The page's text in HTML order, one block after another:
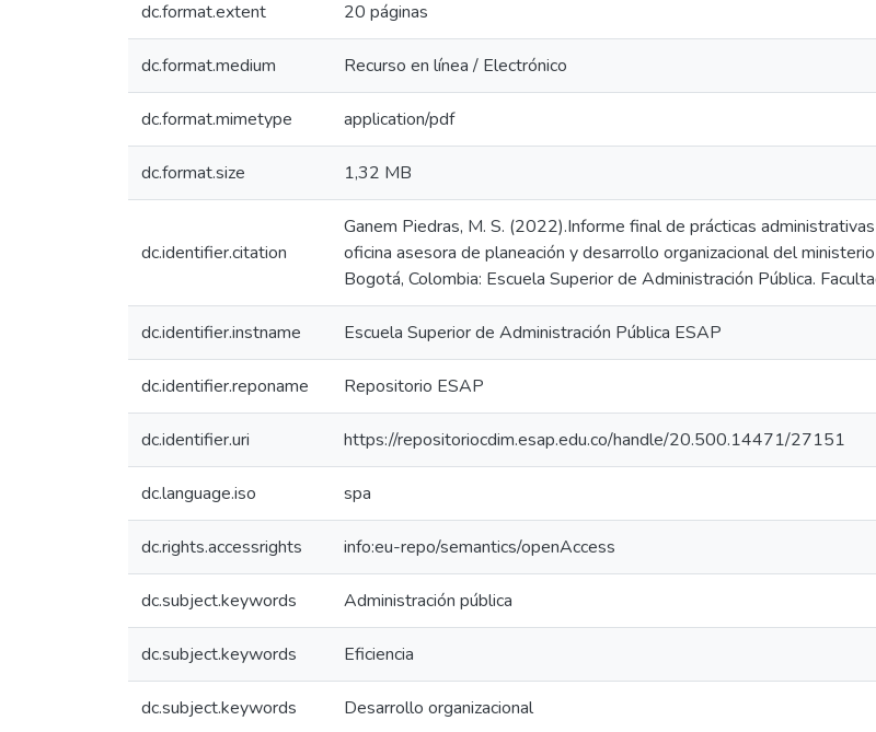
dc.format.extent 20 páginas
dc.format.medium Recurso en línea / Electrónico
dc.format.mimetype application/pdf
dc.format.size 1,32 MB
dc.identifier.citation
Ganem Piedras, M. S. (2022).Informe final de prácticas
oficina asesora de planeación y desarrollo organizacional del
Bogotá, Colombia: Escuela Superior de Administración Pública.
dc.identifier.instname Escuela Superior de Administración Pública ESAP
dc.identifier.reponame Repositorio ESAP
dc.identifier.uri https://repositoriocdim.esap.edu.co/handle/20.500.14471/27151
dc.language.iso spa
dc.rights.accessrights info:eu-repo/semantics/openAccess
dc.subject.keywords Administración pública
dc.subject.keywords Eficiencia
dc.subject.keywords Desarrollo organizacional